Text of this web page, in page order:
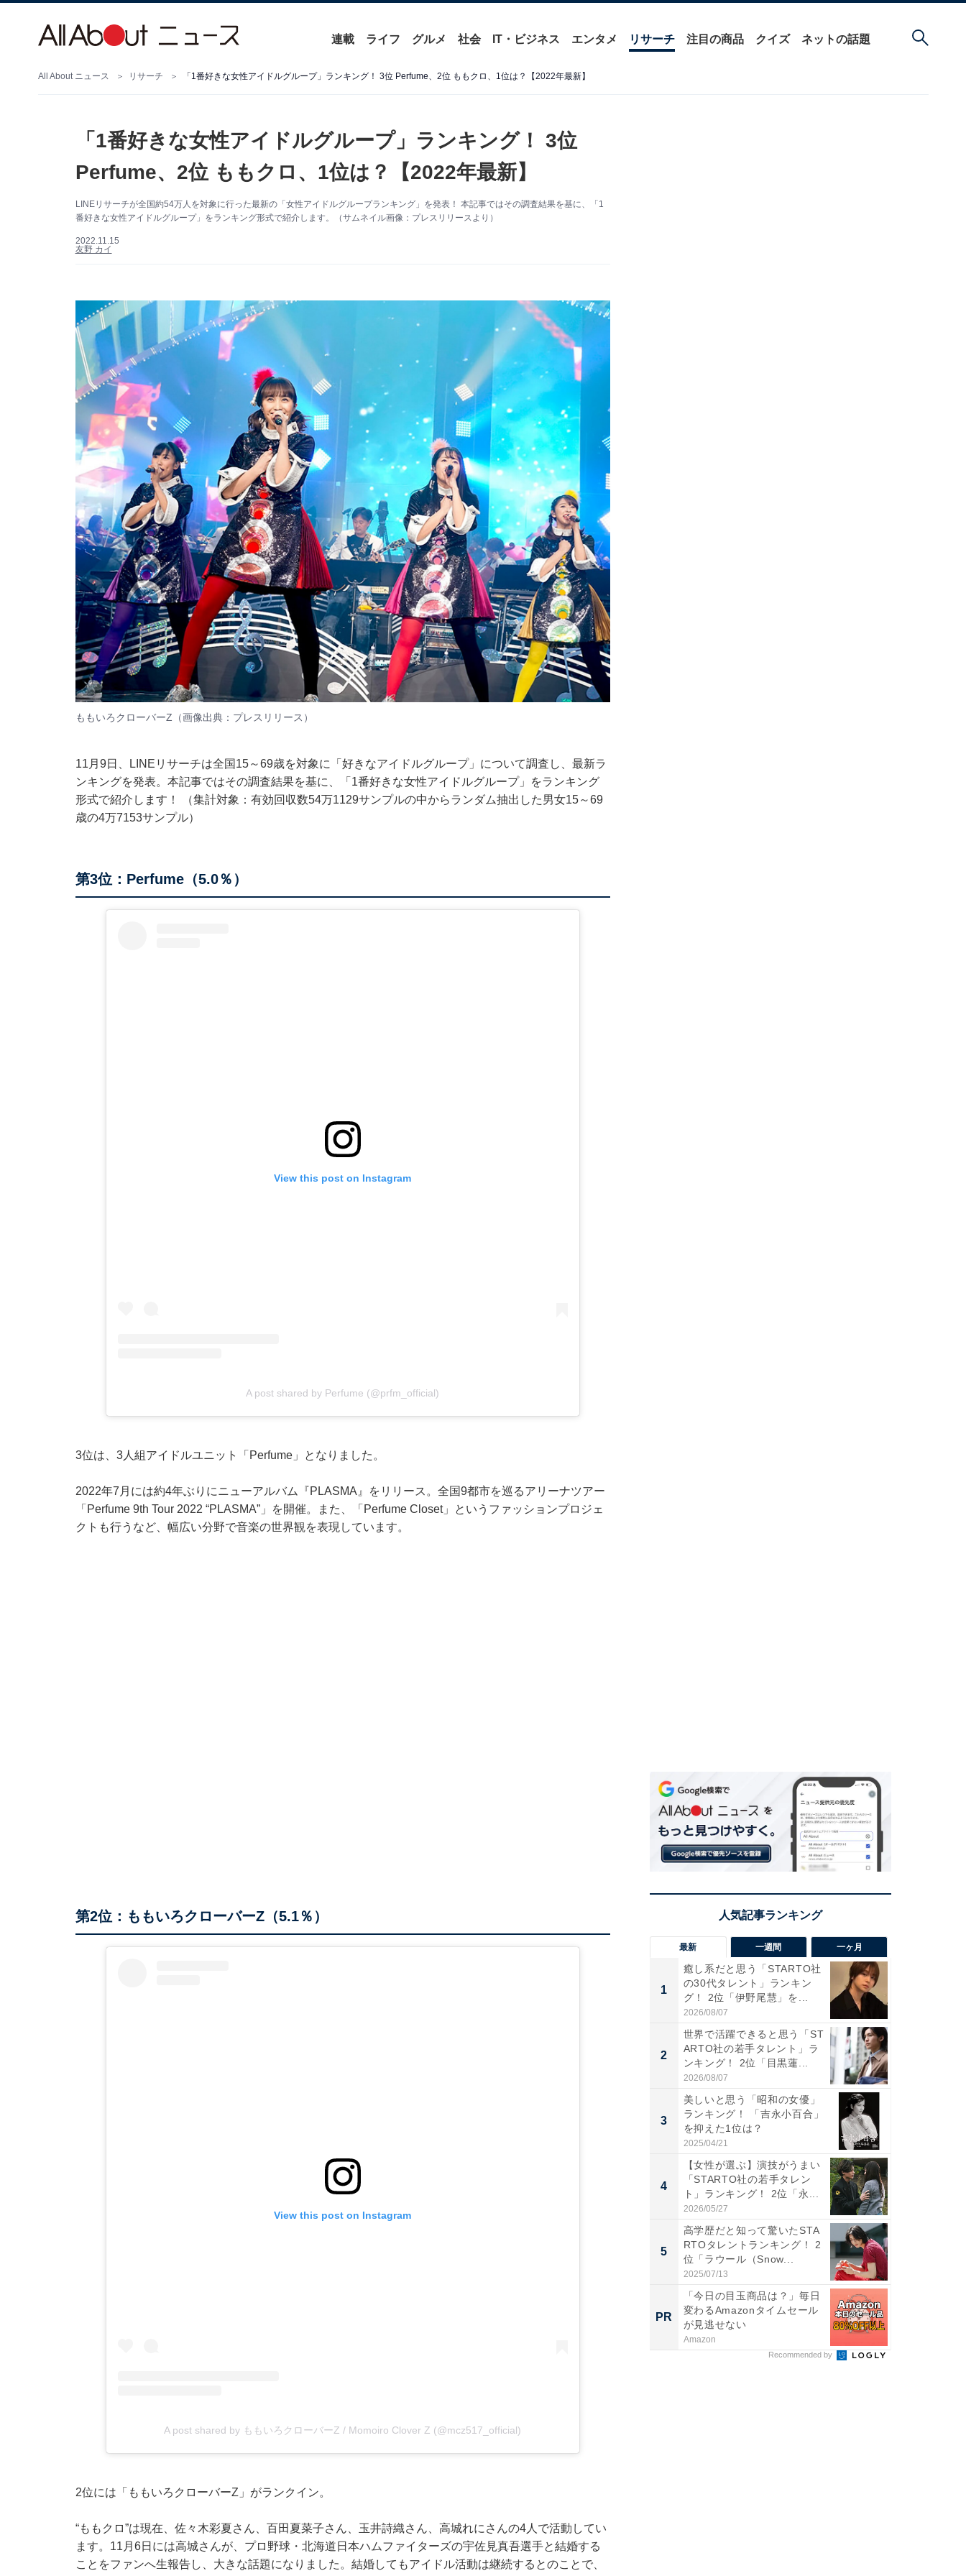
連載 ライフ グルメ 社会 IT・ビジネス エンタメ リサーチ 注目の商品 クイズ ネットの話題
All About ニュース リサーチ 「1番好きな女性アイドルグループ」ランキング！ 3位 Perfume、2位 ももクロ、1位は？【2022年最新】
「1番好きな女性アイドルグループ」ランキング！ 3位
Perfume、2位 ももクロ、1位は？【2022年最新】
LINEリサーチが全国約54万人を対象に行った最新の「女性アイドルグループランキング」を発表！ 本記事ではその調査結果を基に、「1
番好きな女性アイドルグループ」をランキング形式で紹介します。（サムネイル画像：プレスリリースより）
2022.11.15
友野 カイ
ももいろクローバーZ（画像出典： プレスリリース ）
11月9日、LINEリサーチは全国15～69歳を対象に「好きなアイドルグループ」について調査し、最新ラ
ンキングを発表。本記事ではその調査結果を基に、「1番好きな女性アイドルグループ」をランキング
形式で紹介します！ （集計対象：有効回収数54万1129サンプルの中からランダム抽出した男女15～69
歳の4万7153サンプル）
第3位：Perfume（5.0％）
View this post on Instagram
A post shared by Perfume (@prfm_official)
3位は、3人組アイドルユニット「Perfume」となりました。
2022年7月には約4年ぶりにニューアルバム『PLASMA』をリリース。全国9都市を巡るアリーナツアー
「Perfume 9th Tour 2022 “PLASMA”」を開催。また、「Perfume Closet」というファッションプロジェ
クトも行うなど、幅広い分野で音楽の世界観を表現しています。
第2位：ももいろクローバーZ（5.1％）
View this post on Instagram
A post shared by ももいろクローバーZ / Momoiro Clover Z (@mcz517_official)
2位には「ももいろクローバーZ」がランクイン。
“ももクロ”は現在、佐々木彩夏さん、百田夏菜子さん、玉井詩織さん、高城れにさんの4人で活動してい
ます。11月6日には高城さんが、プロ野球・北海道日本ハムファイターズの宇佐見真吾選手と結婚する
ことをファンへ生報告し、大きな話題になりました。結婚してもアイドル活動は継続するとのことで、
最新 一週間 一ヶ月
1
癒し系だと思う「STARTO社
の30代タレント」ランキン
グ！ 2位「伊野尾慧」を...
2026/08/07
2
世界で活躍できると思う「ST
ARTO社の若手タレント」ラ
ンキング！ 2位「目黒蓮...
2026/08/07
3
美しいと思う「昭和の女優」
ランキング！ 「吉永小百合」
を抑えた1位は？
2025/04/21
4
【女性が選ぶ】演技がうまい
「STARTO社の若手タレン
ト」ランキング！ 2位「永...
2026/05/27
5
高学歴だと知って驚いたSTA
RTOタレントランキング！ 2
位「ラウール（Snow...
2025/07/13
PR
「今日の目玉商品は？」毎日
変わるAmazonタイムセール
が見逃せない
Amazon
Recommended by